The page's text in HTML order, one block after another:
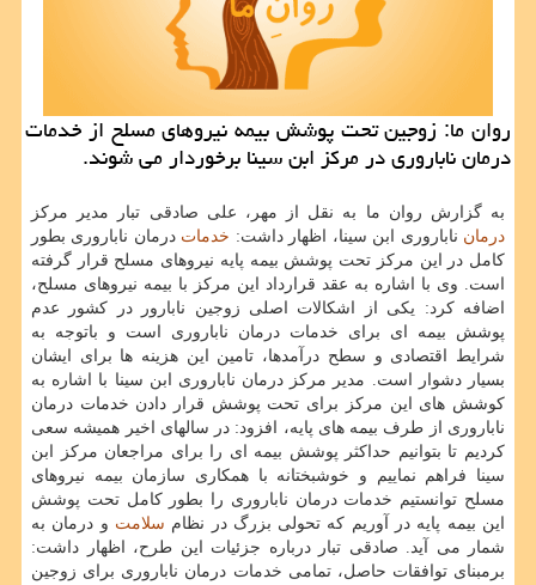
روان ما: زوجین تحت پوشش بیمه نیروهای مسلح از خدمات
درمان ناباروری در مرکز ابن سینا برخوردار می شوند.
به گزارش روان ما به نقل از مهر، علی صادقی تبار مدیر مرکز
درمان ناباروری ابن سینا، اظهار داشت: خدمات درمان ناباروری بطور
کامل در این مرکز تحت پوشش بیمه پایه نیروهای مسلح قرار گرفته
است. وی با اشاره به عقد قرارداد این مرکز با بیمه نیروهای مسلح،
اضافه کرد: یکی از اشکالات اصلی زوجین نابارور در کشور عدم
پوشش بیمه ای برای خدمات درمان ناباروری است و باتوجه به
شرایط اقتصادی و سطح درآمدها، تامین این هزینه ها برای ایشان
بسیار دشوار است. مدیر مرکز درمان ناباروری ابن سینا با اشاره به
کوشش های این مرکز برای تحت پوشش قرار دادن خدمات درمان
ناباروری از طرف بیمه های پایه، افزود: در سالهای اخیر همیشه سعی
کردیم تا بتوانیم حداکثر پوشش بیمه ای را برای مراجعان مرکز ابن
سینا فراهم نماییم و خوشبختانه با همکاری سازمان بیمه نیروهای
مسلح توانستیم خدمات درمان ناباروری را بطور کامل تحت پوشش
این بیمه پایه در آوریم که تحولی بزرگ در نظام سلامت و درمان به
شمار می آید. صادقی تبار درباره جزئیات این طرح، اظهار داشت:
برمبنای توافقات حاصل، تمامی خدمات درمان ناباروری برای زوجین